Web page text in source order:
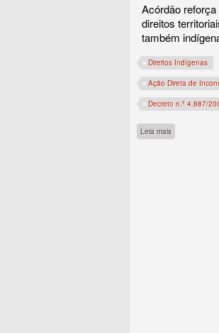
Acórdão
direitos
também
Direitos Indígenas
Ação Direta de
Decreto n.º 4.887/
Leia mais